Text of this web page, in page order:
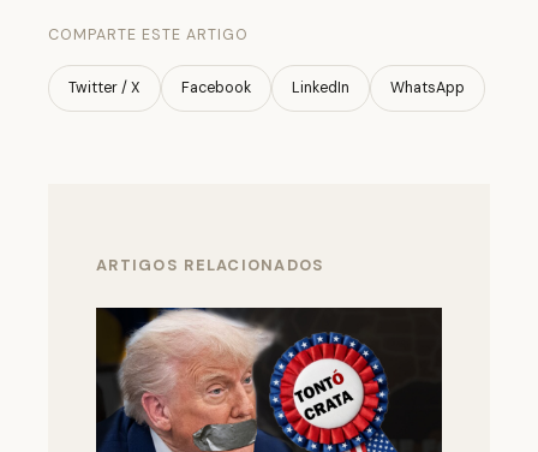
COMPARTE ESTE ARTIGO
Twitter / X Facebook LinkedIn WhatsApp
ARTIGOS RELACIONADOS